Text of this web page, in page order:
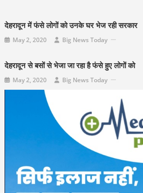
देहरादून में फंसे लोगों को उनके घर भेज रही सरकार
May 2, 2020 Big News Today
देहरादून से बसों से भेजा जा रहा है फंसे हुए लोगों को
May 2, 2020 Big News Today